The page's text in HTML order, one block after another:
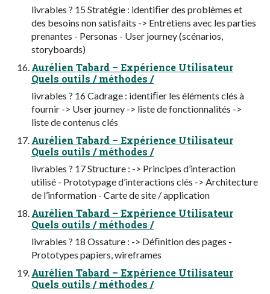
livrables ? 15 Stratégie : identiﬁer des problèmes et
des besoins non satisfaits -> Entretiens avec les parties
prenantes - Personas - User journey (scénarios,
storyboards)
Aurélien Tabard – Expérience Utilisateur
Quels outils / méthodes /
livrables ? 16 Cadrage : identiﬁer les éléments clés à
fournir -> User journey -> liste de fonctionnalités ->
liste de contenus clés
Aurélien Tabard – Expérience Utilisateur
Quels outils / méthodes /
livrables ? 17 Structure : -> Principes d’interaction
utilisé - Prototypage d’interactions clés -> Architecture
de l’information - Carte de site / application
Aurélien Tabard – Expérience Utilisateur
Quels outils / méthodes /
livrables ? 18 Ossature : -> Déﬁnition des pages -
Prototypes papiers, wireframes
Aurélien Tabard – Expérience Utilisateur
Quels outils / méthodes /